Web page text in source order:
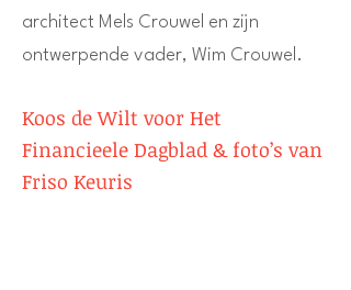
architect Mels Crouwel en zijn
ontwerpende vader, Wim Crouwel.
Koos de Wilt voor Het
Financieele Dagblad & foto’s van
Friso Keuris